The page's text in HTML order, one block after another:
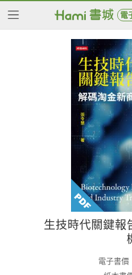
電
生技時代關鍵報
電子書價